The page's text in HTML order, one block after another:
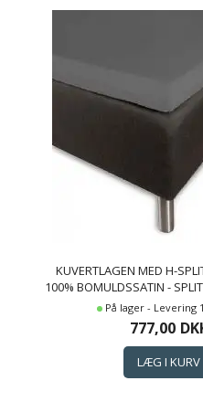
KUVERTLAGEN MED H-
100% BOMULDSSATIN -
ANTRACIT GRÅT LAGEN
BORÅS COTTON CLOUD
På lager - Levering
777,00